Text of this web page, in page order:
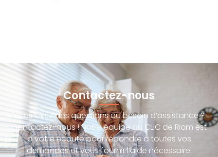
Contactez-nous
Vous avez des questions ou besoin d’assistance ?
Contactez-nous ! Notre équipe du CLIC de Riom est
à votre écoute pour répondre à toutes vos
demandes et vous fournir l’aide nécessaire.